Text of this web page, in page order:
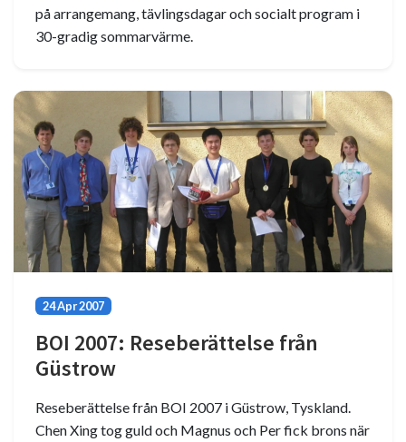
på arrangemang, tävlingsdagar och socialt program i
30-gradig sommarvärme.
24 Apr 2007
BOI 2007: Reseberättelse från
Güstrow
Reseberättelse från BOI 2007 i Güstrow, Tyskland.
Chen Xing tog guld och Magnus och Per fick brons när